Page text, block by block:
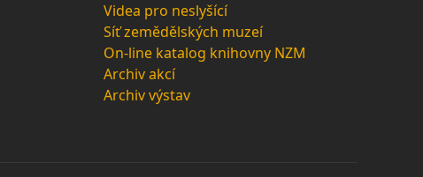
Videa pro neslyšící
Síť zemědělských muzeí
On-line katalog knihovny NZM
Archiv akcí
Archiv výstav